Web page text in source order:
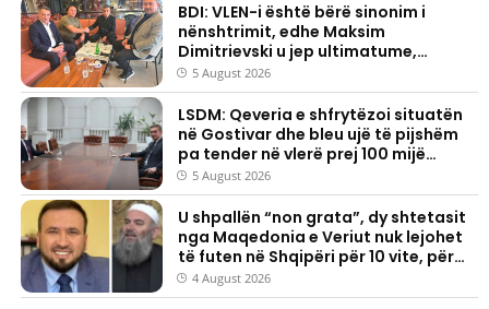
BDI: VLEN-i është bërë sinonim i
nënshtrimit, edhe Maksim
Dimitrievski u jep ultimatume,
ndërsa ata heshtin
5 August 2026
LSDM: Qeveria e shfrytëzoi situatën
në Gostivar dhe bleu ujë të pijshëm
pa tender në vlerë prej 100 mijë
eurosh
5 August 2026
U shpallën “non grata”, dy shtetasit
nga Maqedonia e Veriut nuk lejohet
të futen në Shqipëri për 10 vite, për
njërin prej tyre u lëshua edhe urdhër
dëbimi
4 August 2026